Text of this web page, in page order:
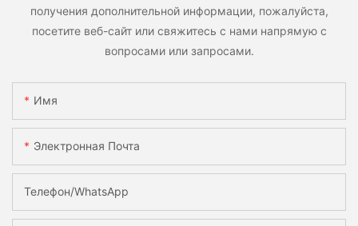
получения дополнительной информации, пожалуйста,
посетите веб-сайт или свяжитесь с нами напрямую с
вопросами или запросами.
Имя
Электронная Почта
Телефон/WhatsApp